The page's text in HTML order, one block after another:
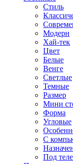
Стиль
Модерн
Хай-тек
Цвет
Белые
Венге
Светлые
Темные
Размер
Мини
Форма
Угловые
С
Под